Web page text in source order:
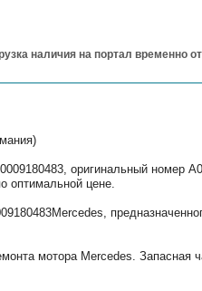
наличия на портал временно
оригинальный номер
оптимальной цене.
мотора Mercedes. Запасная